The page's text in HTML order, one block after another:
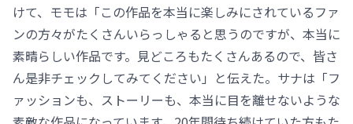
けて、モモは「この作品を本当に楽しみにされているファ
ンの方々がたくさんいらっしゃると思うのですが、本当に
素晴らしい作品です。見どころもたくさんあるので、皆さ
ん是非チェックしてみてください」と伝えた。サナは「フ
ァッションも、ストーリーも、本当に目を離せないような